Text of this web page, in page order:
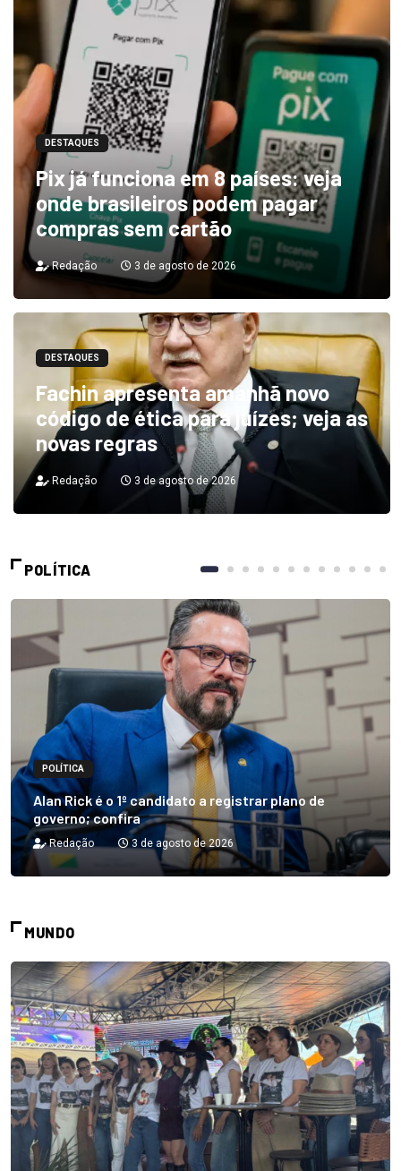
DESTAQUES
Pix já funciona em 8 países: veja
onde brasileiros podem pagar
compras sem cartão
Redação 3 de agosto de 2026
DESTAQUES
Fachin apresenta amanhã novo
código de ética para juízes; veja as
novas regras
Redação 3 de agosto de 2026
POLÍTICA
POLÍTICA
Alan Rick é o 1º candidato a registrar plano de
governo; confira
Redação 3 de agosto de 2026
MUNDO